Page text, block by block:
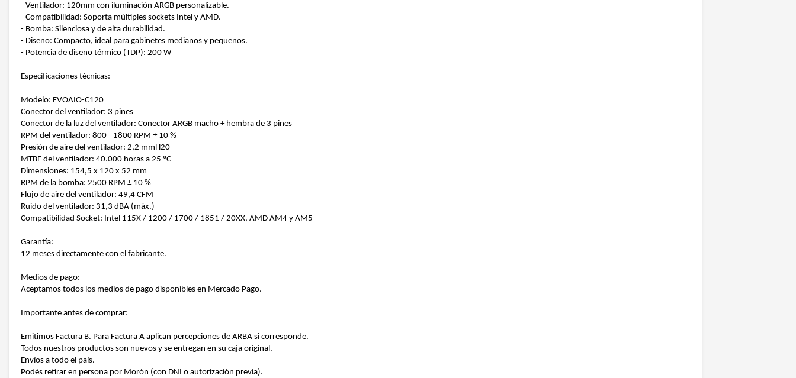
- Ventilador: 120mm con iluminación ARGB personalizable.
- Compatibilidad: Soporta múltiples sockets Intel y AMD.
- Bomba: Silenciosa y de alta durabilidad.
- Diseño: Compacto, ideal para gabinetes medianos y pequeños.
- Potencia de diseño térmico (TDP): 200 W
Especificaciones técnicas:
Modelo: EVOAIO-C120
Conector del ventilador: 3 pines
Conector de la luz del ventilador: Conector ARGB macho + hembra de 3 pines
RPM del ventilador: 800 - 1800 RPM ± 10 %
Presión de aire del ventilador: 2,2 mmH20
MTBF del ventilador: 40.000 horas a 25 ºC
Dimensiones: 154,5 x 120 x 52 mm
RPM de la bomba: 2500 RPM ± 10 %
Flujo de aire del ventilador: 49,4 CFM
Ruido del ventilador: 31,3 dBA (máx.)
Compatibilidad Socket: Intel 115X / 1200 / 1700 / 1851 / 20XX, AMD AM4 y AM5
Garantía:
12 meses directamente con el fabricante.
Medios de pago:
Aceptamos todos los medios de pago disponibles en Mercado Pago.
Importante antes de comprar:
Emitimos Factura B. Para Factura A aplican percepciones de ARBA si corresponde.
Todos nuestros productos son nuevos y se entregan en su caja original.
Envíos a todo el país.
Podés retirar en persona por Morón (con DNI o autorización previa).